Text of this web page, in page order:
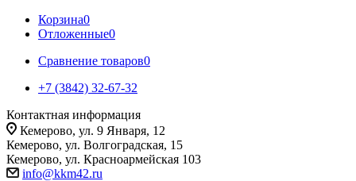
Корзина0
Отложенные0
Сравнение товаров0
+7 (3842) 32-67-32
Контактная информация
Кемерово, ул. 9 Января, 12
Кемерово, ул. Волгоградская, 15
Кемерово, ул. Красноармейская 103
info@kkm42.ru